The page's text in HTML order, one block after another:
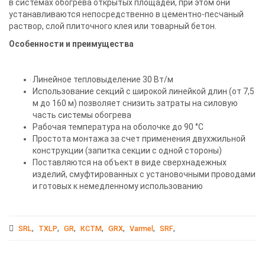
в системах обогрева открытых площадей, при этом они
устанавливаются непосредственно в цементно-песчаный
раствор, слой плиточного клея или товарный бетон.
Особенности и преимущества
Линейное тепловыделение 30 Вт/м
Использование секций с широкой линейкой длин (от 7,5
м до 160 м) позволяет снизить затраты на силовую
часть системы обогрева
Рабочая температура на оболочке до 90 °С
Простота монтажа за счет применения двухжильной
конструкции (запитка секции с одной стороны)
Поставляются на объект в виде сверхнадежных
изделий, смуфтированных с установочными проводами
и готовых к немедленному использованию
SRL, TXLP, GR, КСТМ, GRX, Varmel , SRF,